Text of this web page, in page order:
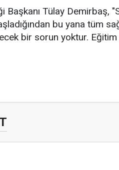
Tülay Demirbaş,
bu yana tüm
bir sorun yoktur.